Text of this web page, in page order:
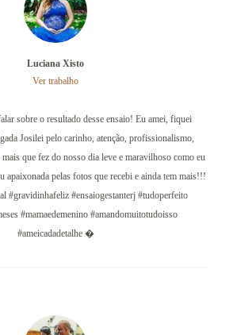
sobre o resultado desse ensaio! Eu amei, fiquei
Josilei pelo carinho, atenção, profissionalismo,
que fez do nosso dia leve e maravilhoso como eu
apaixonada pelas fotos que recebi e ainda tem mais!!!
#gravidinhafeliz #ensaiogestanterj #tudoperfeito
#mamaedemenino #amandomuitotudoisso
#ameicadadetalhe �
Luciana Xisto
Ver trabalho